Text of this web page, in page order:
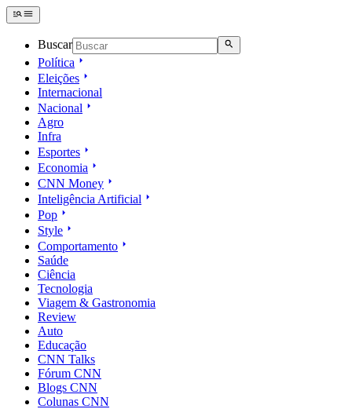
Buscar
Política
Eleições
Internacional
Nacional
Agro
Infra
Esportes
Economia
CNN Money
Inteligência Artificial
Pop
Style
Comportamento
Saúde
Ciência
Tecnologia
Viagem & Gastronomia
Review
Auto
Educação
CNN Talks
Fórum CNN
Blogs CNN
Colunas CNN